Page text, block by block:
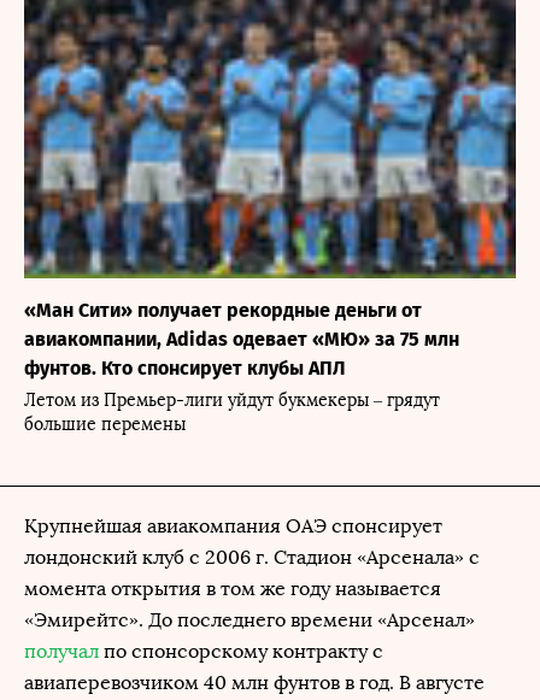
«Ман Сити» получает рекордные деньги от
авиакомпании, Adidas одевает «МЮ» за 75 млн
фунтов. Кто спонсирует клубы АПЛ
Летом из Премьер-лиги уйдут букмекеры – грядут
большие перемены
Крупнейшая авиакомпания ОАЭ спонсирует
лондонский клуб с 2006 г. Стадион «Арсенала» с
момента открытия в том же году называется
«Эмирейтс». До последнего времени «Арсенал»
получал по спонсорскому контракту с
авиаперевозчиком 40 млн фунтов в год. В августе